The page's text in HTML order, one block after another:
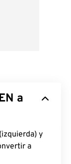
a
y
a